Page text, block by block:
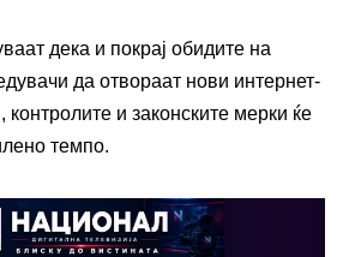
дека и покрај обидите на
да отвораат нови интернет-
контролите и законските мерки ќе
темпо.